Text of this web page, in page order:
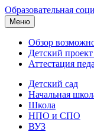
Образовательная
Меню
Обзор
Детский
Аттестация
Детский сад
Начальная
Школа
НПО и СПО
ВУЗ